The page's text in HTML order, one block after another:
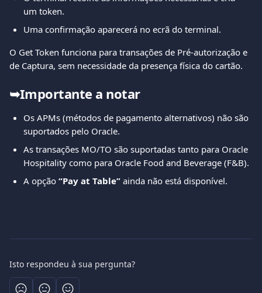
um token.
Uma confirmação aparecerá no ecrã do terminal.
O Get Token funciona para transações de Pré-autorização e
de Captura, sem necessidade da presença física do cartão.
➥Importante a notar
Os APMs (métodos de pagamento alternativos) não são
suportados pelo Oracle.
As transações MO/TO são suportadas tanto para Oracle
Hospitality como para Oracle Food and Beverage (F&B).
A opção “Pay at Table” ainda não está disponível.
Isto respondeu à sua pergunta?